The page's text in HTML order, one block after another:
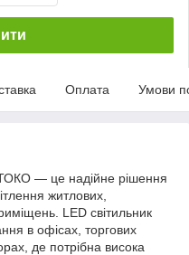
Оплата Умови
— це надійне рішення
житлових,
LED світильник
в офісах, торгових
де потрібна висока